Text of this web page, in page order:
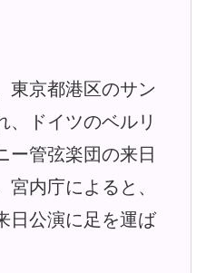
東京都港区のサン
、ドイツのベルリ
ー管弦楽団の来日
内庁によると、
日公演に足を運ば